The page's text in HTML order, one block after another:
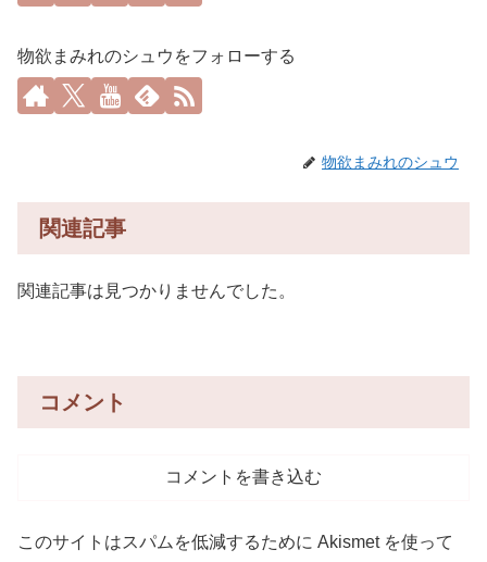
物欲まみれのシュウをフォローする
物欲まみれのシュウ
関連記事
関連記事は見つかりませんでした。
コメント
コメントを書き込む
このサイトはスパムを低減するために Akismet を使って